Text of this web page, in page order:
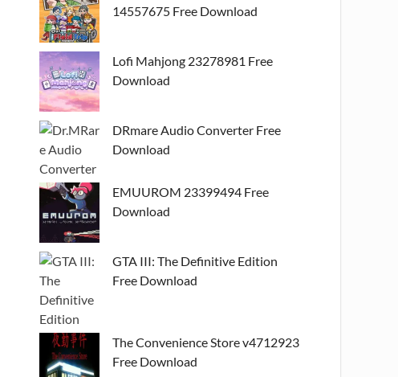
14557675 Free Download
Lofi Mahjong 23278981 Free
Download
DRmare Audio Converter Free
Download
EMUUROM 23399494 Free
Download
GTA III: The Definitive Edition
Free Download
The Convenience Store v4712923
Free Download